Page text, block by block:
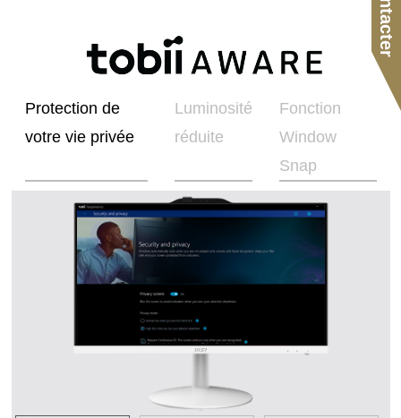
Protection de
votre vie privée
Luminosité
réduite
Fonction
Window
Snap